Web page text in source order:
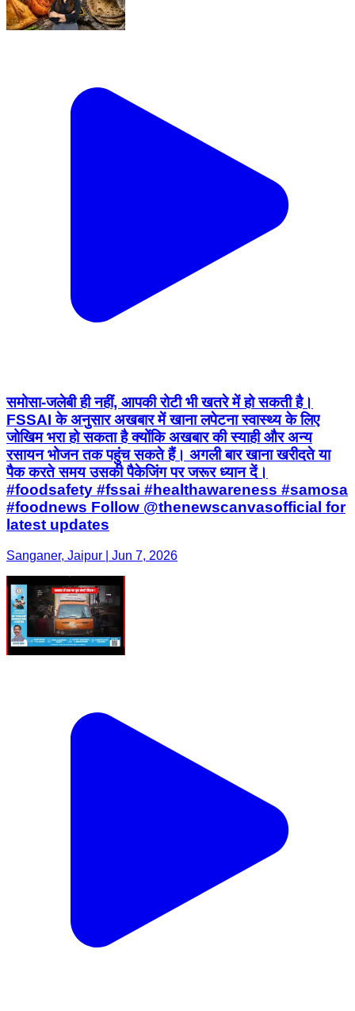
समोसा-जलेबी ही नहीं, आपकी रोटी भी खतरे में हो सकती है।
FSSAI के अनुसार अखबार में खाना लपेटना स्वास्थ्य के लिए
जोखिम भरा हो सकता है क्योंकि अखबार की स्याही और अन्य
रसायन भोजन तक पहुंच सकते हैं। अगली बार खाना खरीदते या
पैक करते समय उसकी पैकेजिंग पर जरूर ध्यान दें।
#foodsafety #fssai #healthawareness #samosa
#foodnews Follow @thenewscanvasofficial for
latest updates
Sanganer, Jaipur | Jun 7, 2026